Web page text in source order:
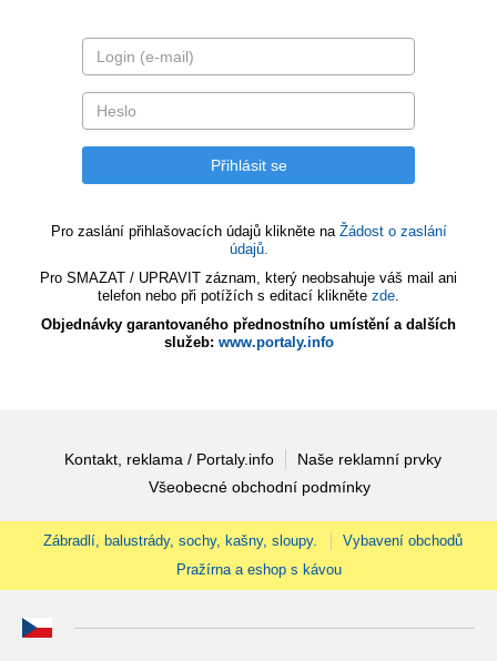
Pro zaslání přihlašovacích údajů klikněte na Žádost o zaslání
údajů.
Pro SMAZAT / UPRAVIT záznam, který neobsahuje váš mail ani
telefon nebo při potížích s editací klikněte zde.
Objednávky garantovaného přednostního umístění a dalších
služeb: www.portaly.info
Kontakt, reklama / Portaly.info
Naše reklamní prvky
Všeobecné obchodní podmínky
Zábradlí, balustrády, sochy, kašny, sloupy.
Vybavení obchodů
Pražírna a eshop s kávou